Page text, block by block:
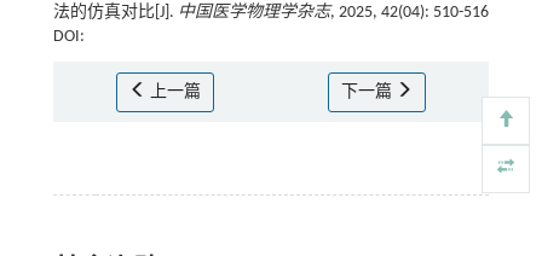
法的仿真对比[J]. 中国医学物理学杂志, 2025, 42(04): 510-516
DOI:
上一篇 下一篇